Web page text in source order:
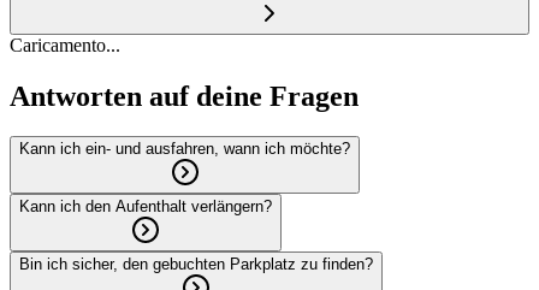
Caricamento...
Antworten auf deine Fragen
Kann ich ein- und ausfahren, wann ich möchte?
Kann ich den Aufenthalt verlängern?
Bin ich sicher, den gebuchten Parkplatz zu finden?